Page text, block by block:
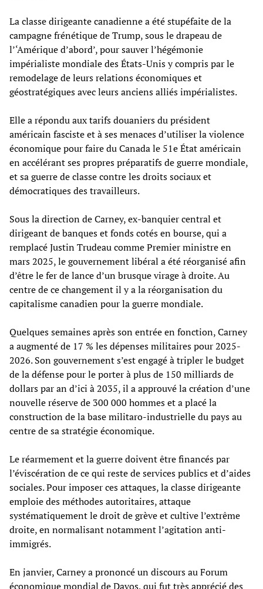
La classe dirigeante canadienne a été stupéfaite de la
campagne frénétique de Trump, sous le drapeau de
l’‘Amérique d’abord’, pour sauver l’hégémonie
impérialiste mondiale des États-Unis y compris par le
remodelage de leurs relations économiques et
géostratégiques avec leurs anciens alliés impérialistes.
Elle a répondu aux tarifs douaniers du président
américain fasciste et à ses menaces d’utiliser la violence
économique pour faire du Canada le 51e État américain
en accélérant ses propres préparatifs de guerre mondiale,
et sa guerre de classe contre les droits sociaux et
démocratiques des travailleurs.
Sous la direction de Carney, ex-banquier central et
dirigeant de banques et fonds cotés en bourse, qui a
remplacé Justin Trudeau comme Premier ministre en
mars 2025, le gouvernement libéral a été réorganisé afin
d’être le fer de lance d’un brusque virage à droite. Au
centre de ce changement il y a la réorganisation du
capitalisme canadien pour la guerre mondiale.
Quelques semaines après son entrée en fonction, Carney
a augmenté de 17 % les dépenses militaires pour 2025-
2026. Son gouvernement s’est engagé à tripler le budget
de la défense pour le porter à plus de 150 milliards de
dollars par an d’ici à 2035, il a approuvé la création d’une
nouvelle réserve de 300 000 hommes et a placé la
construction de la base militaro-industrielle du pays au
centre de sa stratégie économique.
Le réarmement et la guerre doivent être financés par
l’éviscération de ce qui reste de services publics et d’aides
sociales. Pour imposer ces attaques, la classe dirigeante
emploie des méthodes autoritaires, attaque
systématiquement le droit de grève et cultive l’extrême
droite, en normalisant notamment l’agitation anti-
immigrés.
En janvier, Carney a prononcé un discours au Forum
économique mondial de Davos, qui fut très apprécié des